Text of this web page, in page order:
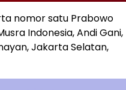
nomor satu Prabowo
Indonesia, Andi Gani,
Jakarta Selatan,